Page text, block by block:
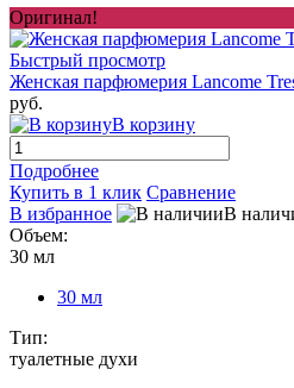
Оригинал!
Быстрый просмотр
Женская парфюмерия Lancome
руб.
В корзину
Подробнее
Купить в 1 клик Сравнение
В избранное
В
Объем:
30 мл
30 мл
Тип:
туалетные духи